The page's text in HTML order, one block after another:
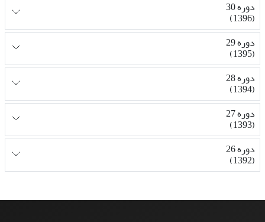
دوره 30
(1396)
دوره 29
(1395)
دوره 28
(1394)
دوره 27
(1393)
دوره 26
(1392)